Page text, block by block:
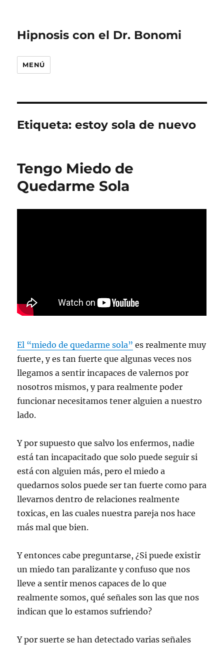
Hipnosis con el Dr. Bonomi
MENÚ
Etiqueta:estoy sola de nuevo
Tengo Miedo de
Quedarme Sola
El “miedo de quedarme sola” es realmente muy
fuerte, y es tan fuerte que algunas veces nos
llegamos a sentir incapaces de valernos por
nosotros mismos, y para realmente poder
funcionar necesitamos tener alguien a nuestro
lado.
Y por supuesto que salvo los enfermos, nadie
está tan incapacitado que solo puede seguir si
está con alguien más, pero el miedo a
quedarnos solos puede ser tan fuerte como para
llevarnos dentro de relaciones realmente
toxicas, en las cuales nuestra pareja nos hace
más mal que bien.
Y entonces cabe preguntarse, ¿Si puede existir
un miedo tan paralizante y confuso que nos
lleve a sentir menos capaces de lo que
realmente somos, qué señales son las que nos
indican que lo estamos sufriendo?
Y por suerte se han detectado varias señales